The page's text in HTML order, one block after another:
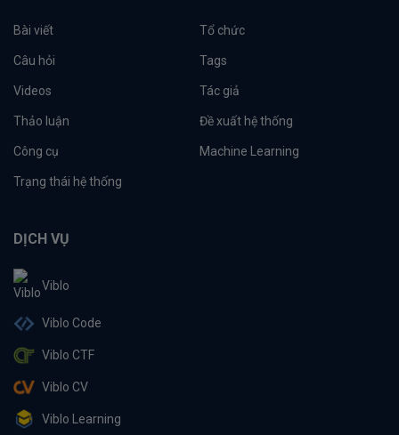
Bài viết Tổ chức
Câu hỏi Tags
Videos Tác giả
Thảo luận Đề xuất hệ thống
Công cụ Machine Learning
Trạng thái hệ thống
DỊCH VỤ
Viblo
Viblo Code
Viblo CTF
Viblo CV
Viblo Learning